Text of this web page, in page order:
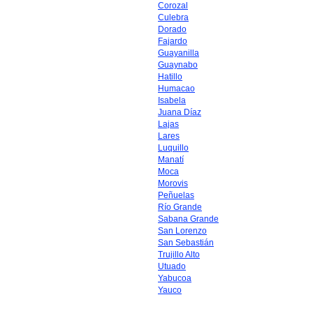
Corozal
Culebra
Dorado
Fajardo
Guayanilla
Guaynabo
Hatillo
Humacao
Isabela
Juana Díaz
Lajas
Lares
Luquillo
Manatí
Moca
Morovis
Peñuelas
Río Grande
Sabana Grande
San Lorenzo
San Sebastián
Trujillo Alto
Utuado
Yabucoa
Yauco